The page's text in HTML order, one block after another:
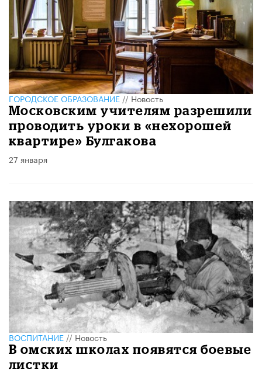
ГОРОДСКОЕ ОБРАЗОВАНИЕ//Новость
Московским учителям разрешили
проводить уроки в «нехорошей
квартире» Булгакова
27 января
ВОСПИТАНИЕ//Новость
В омских школах появятся боевые
листки